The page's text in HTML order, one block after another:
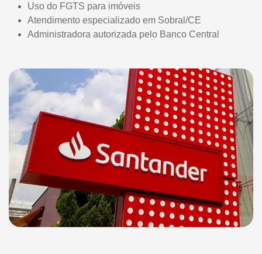
Uso do FGTS para imóveis
Atendimento especializado em Sobral/CE
Administradora autorizada pelo Banco Central